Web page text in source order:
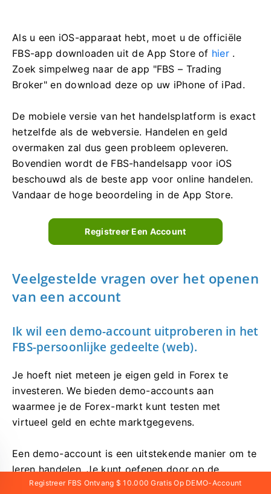
Als u een iOS-apparaat hebt, moet u de officiële
FBS-app downloaden uit de App Store of hier .
Zoek simpelweg naar de app "FBS – Trading
Broker" en download deze op uw iPhone of iPad.
De mobiele versie van het handelsplatform is exact
hetzelfde als de webversie. Handelen en geld
overmaken zal dus geen probleem opleveren.
Bovendien wordt de FBS-handelsapp voor iOS
beschouwd als de beste app voor online handelen.
Vandaar de hoge beoordeling in de App Store.
Registreer Een Account
Veelgestelde vragen over het openen
van een account
Ik wil een demo-account uitproberen in het
FBS-persoonlijke gedeelte (web).
Je hoeft niet meteen je eigen geld in Forex te
investeren. We bieden demo-accounts aan
waarmee je de Forex-markt kunt testen met
virtueel geld en echte marktgegevens.
Een demo-account is een uitstekende manier om te
leren handelen. Je kunt oefenen door op de
knoppen te drukken en alles veel sneller onder de
Registreer FBS Ontvang $ 10.000 Gratis Op DEMO-Account